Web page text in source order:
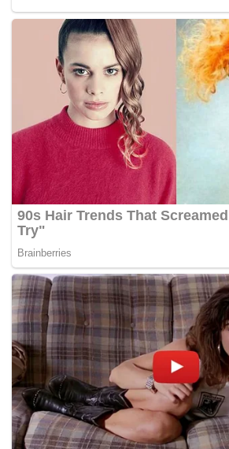
Terakhir, manfaatkan
menambah keasyikan
menjadikan momen liburan lebih
Dengan segala keunggulan yang
Air Darajat Pass menjadi
dikunjungi bagi Anda yang ingin
seru dengan anggaran terjangkau.
Segera rencanakan perjalanan
nikmati suasana alam yang asri
kenangan tak terlupakan
(*)